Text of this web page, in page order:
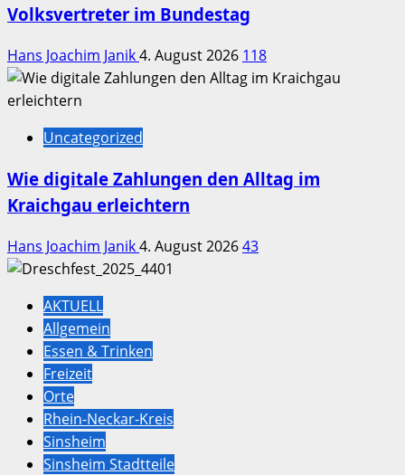
Volksvertreter im Bundestag
Hans Joachim Janik4. August 2026 118
Uncategorized
Wie digitale Zahlungen den Alltag im
Kraichgau erleichtern
Hans Joachim Janik4. August 202643
AKTUELL
Allgemein
Essen & Trinken
Freizeit
Orte
Rhein-Neckar-Kreis
Sinsheim
Sinsheim Stadtteile